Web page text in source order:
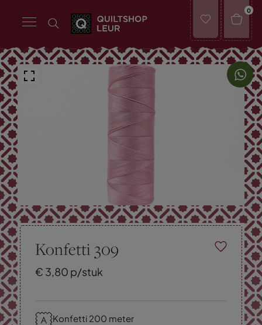
0
Konfetti 309
€ 3,80 p/stuk
Konfetti 200 meter